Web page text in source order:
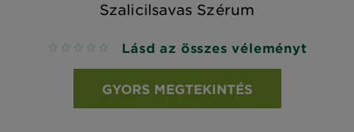
Szalicilsavas Szérum
No reviews Lásd az összes véleményt
GYORS MEGTEKINTÉS